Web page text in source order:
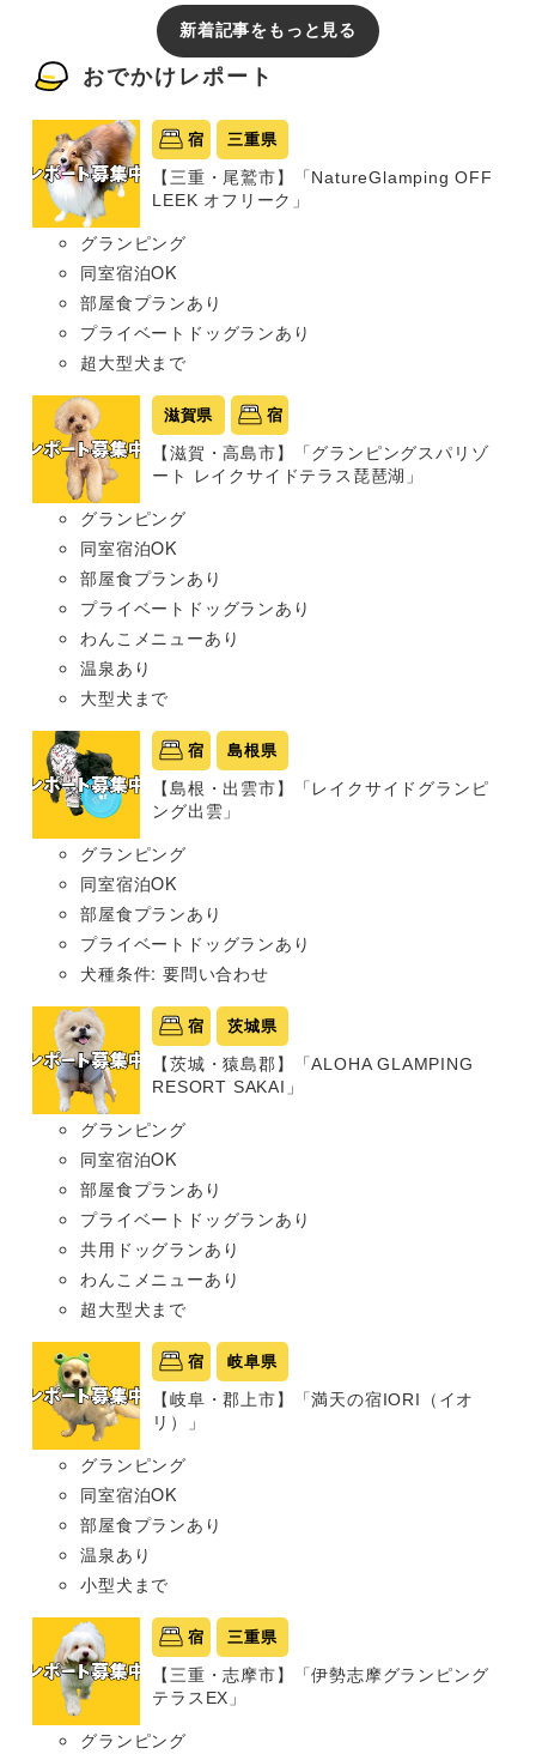
新着記事をもっと見る
おでかけレポート
宿 三重県
【三重・尾鷲市】「NatureGlamping OFF
LEEK オフリーク」
グランピング
同室宿泊OK
部屋食プランあり
プライベートドッグランあり
超大型犬まで
滋賀県 宿
【滋賀・高島市】「グランピングスパリゾ
ート レイクサイドテラス琵琶湖」
グランピング
同室宿泊OK
部屋食プランあり
プライベートドッグランあり
わんこメニューあり
温泉あり
大型犬まで
宿 島根県
【島根・出雲市】「レイクサイドグランピ
ング出雲」
グランピング
同室宿泊OK
部屋食プランあり
プライベートドッグランあり
犬種条件: 要問い合わせ
宿 茨城県
【茨城・猿島郡】「ALOHA GLAMPING
RESORT SAKAI」
グランピング
同室宿泊OK
部屋食プランあり
プライベートドッグランあり
共用ドッグランあり
わんこメニューあり
超大型犬まで
宿 岐阜県
【岐阜・郡上市】「満天の宿IORI（イオ
リ）」
グランピング
同室宿泊OK
部屋食プランあり
温泉あり
小型犬まで
宿 三重県
【三重・志摩市】「伊勢志摩グランピング
テラスEX」
グランピング